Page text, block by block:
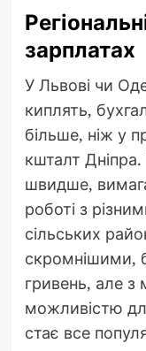
зарплатах
У Львові чи
киплять,
більше, ніж у
кшталт
швидше,
роботі з
сільських
скромнішими,
гривень, але з
можливістю
стає все